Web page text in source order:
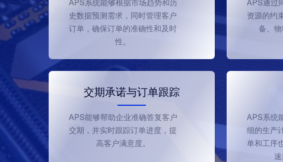
史数据预测需求，同时管理客户
订单，确保订单的准确性和及时
性。
资源的约
备、物
交期承诺与订单跟踪
APS能够帮助企业准确答复客户
交期，并实时跟踪订单进度，提
高客户满意度。
APS系统
细的生产
单和工序
速